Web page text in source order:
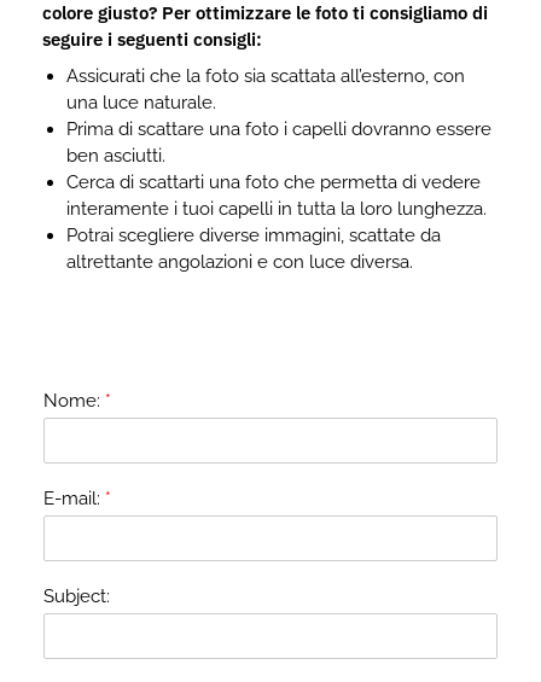
colore giusto? Per ottimizzare le foto ti consigliamo di
seguire i seguenti consigli:
Assicurati che la foto sia scattata all’esterno, con
una luce naturale.
Prima di scattare una foto i capelli dovranno essere
ben asciutti.
Cerca di scattarti una foto che permetta di vedere
interamente i tuoi capelli in tutta la loro lunghezza.
Potrai scegliere diverse immagini, scattate da
altrettante angolazioni e con luce diversa.
Nome: *
E-mail: *
Subject: